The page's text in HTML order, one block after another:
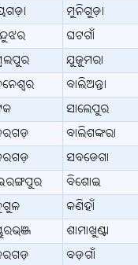
ମୁନିଗୁଡ଼ା
ଘଟଗାଁ
ଯୁଜୁମରା
ବାଲିଅନ୍ତା
ସାଲେପୁର
ବାଲିଶଙ୍କରା
ସବଡେଗା
ବିଶୋଇ
କଣିହାଁ
ଶାମାଖୁଣ୍ଟା
ବଡ଼ଗାଁ